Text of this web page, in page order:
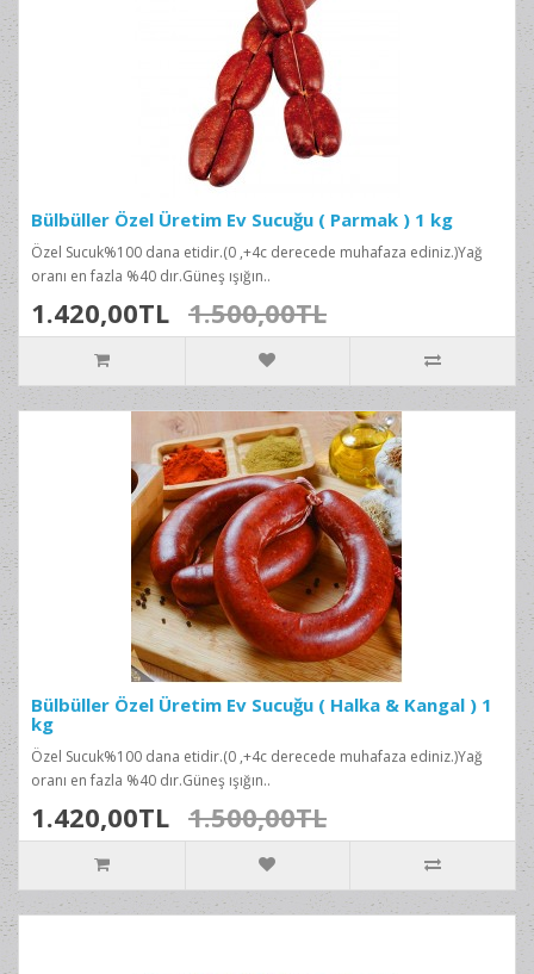
Bülbüller Özel Üretim Ev Sucuğu ( Parmak ) 1 kg
Özel Sucuk%100 dana etidir.(0 ,+4c derecede muhafaza ediniz.)Yağ
oranı en fazla %40 dır.Güneş ışığın..
1.420,00TL 1.500,00TL
Bülbüller Özel Üretim Ev Sucuğu ( Halka & Kangal ) 1
kg
Özel Sucuk%100 dana etidir.(0 ,+4c derecede muhafaza ediniz.)Yağ
oranı en fazla %40 dır.Güneş ışığın..
1.420,00TL 1.500,00TL